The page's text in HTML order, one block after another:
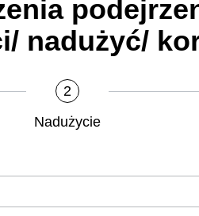
nadużyć/
2
Nadużycie